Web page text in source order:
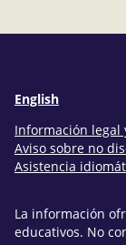
English
Información legal
Aviso sobre no
Asistencia
La información
educativos. No